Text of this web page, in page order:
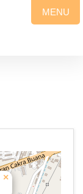
×
MENU